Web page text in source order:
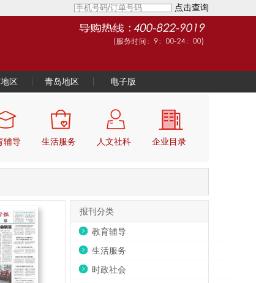
点击查询
区 青岛地区 电子版
辅导 生活服务 人文社科 企业目录
报刊分类
教育辅导
生活服务
时政社会